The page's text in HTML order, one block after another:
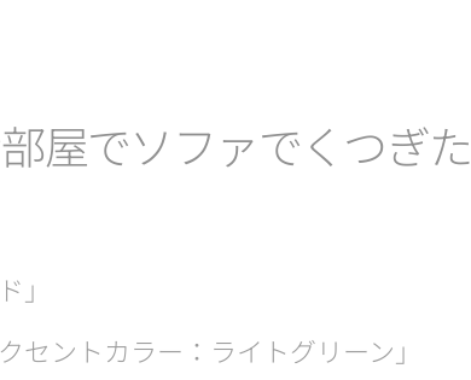
屋でソファでくつぎた
」
セントカラー：ライトグリーン」